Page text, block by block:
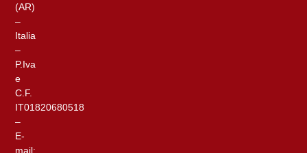
(AR)
–
Italia
–
P.Iva
e
C.F.
IT01820680518
–
E-
mail: